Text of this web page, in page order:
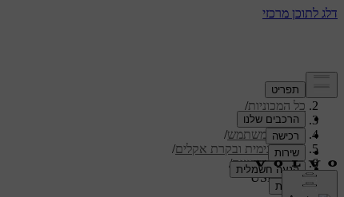
תמיכה/
כל המכוניות/
ES90 2026
/
מדריך למשתמש/
נוחות פנימית ובקרת אקלים/
פנים המכונית/
שקעי USB